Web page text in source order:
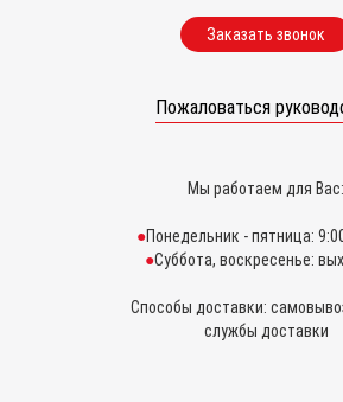
Заказать звонок
Пожаловаться
Мы работаем для Вас:
Понедельник - пятница:
Суббота, воскресенье:
Способы доставки:
службы доставки